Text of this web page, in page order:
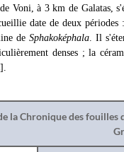
Voni, à 3 km de Galatas,
date de deux
deSphakoképhala. Il
denses ; la
la Chronique des